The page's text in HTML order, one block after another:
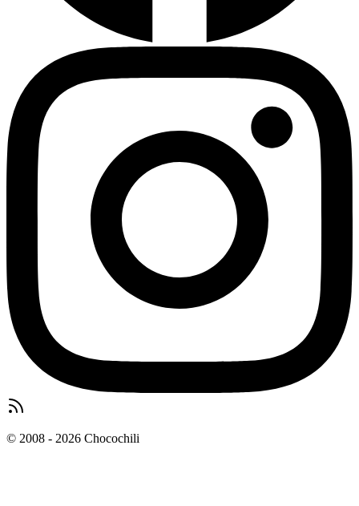
© 2008 - 2026 Chocochili